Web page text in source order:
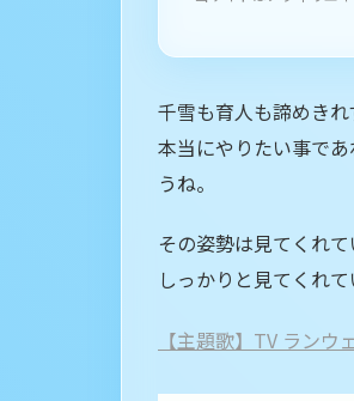
千雪も育人も諦めき
本当にやりたい事で
うね。
その姿勢は見てくれ
しっかりと見てくれて
【主題歌】TV ラン